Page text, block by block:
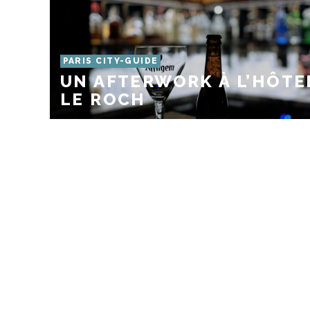
PARIS CITY-GUIDE
UN AFTERWORK À
LE ROCH